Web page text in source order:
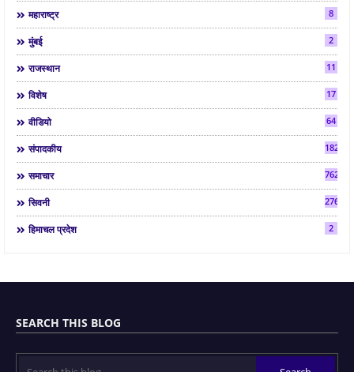
महाराष्ट्र 8
मुंबई 2
राजस्थान 11
विशेष 17
वीडियो 64
संपादकीय 182
समाचार 7624
सिवनी 2763
हिमाचल प्रदेश 2
SEARCH THIS BLOG